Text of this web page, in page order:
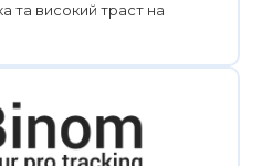
та високий траст на